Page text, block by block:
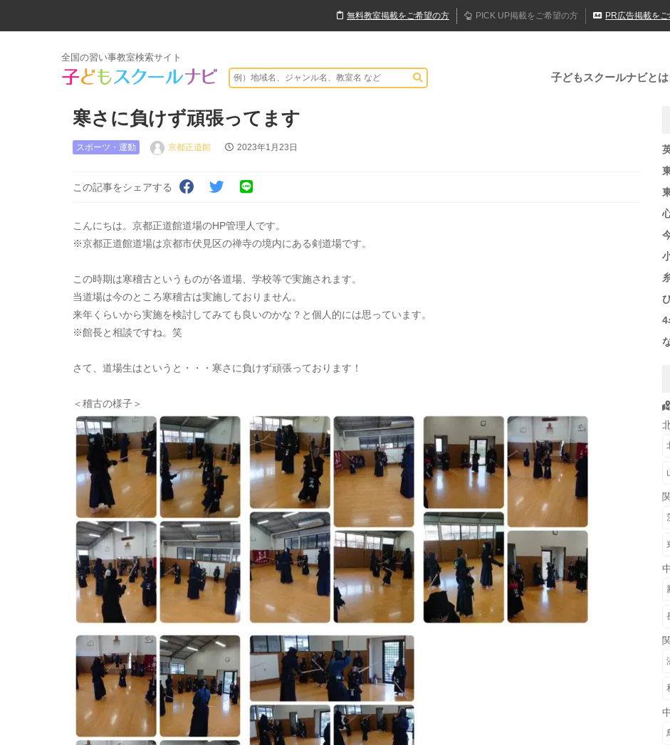
無料教室掲載をご希望の方 PICK UP掲載をご希望の方 PR広告掲載を
全国の習い事教室検索サイト
子どもスクールナビとは
寒さに負けず頑張ってます
スポーツ・運動 京都正道館 2023年1月23日
この記事をシェアする
こんにちは。京都正道館道場のHP管理人です。
※京都正道館道場は京都市伏見区の禅寺の境内にある剣道場です。
この時期は寒稽古というものが各道場、学校等で実施されます。
当道場は今のところ寒稽古は実施しておりません。
来年くらいから実施を検討してみても良いのかな？と個人的には思っています。
※館長と相談ですね。笑
さて、道場生はというと・・・寒さに負けず頑張っております！
＜稽古の様子＞
4